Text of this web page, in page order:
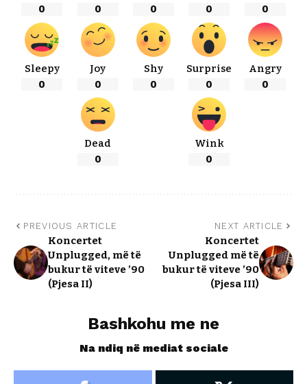
0
0
0
0
0
Sleepy
0
Joy
0
Shy
0
Surprise
0
Angry
0
Dead
0
Wink
0
PREVIOUS ARTICLE
Koncertet
Unplugged, më të
bukur të viteve ’90
(Pjesa II)
NEXT ARTICLE
Koncertet
Unplugged më të
bukur të viteve ’90
(Pjesa III)
Bashkohu me ne
Na ndiq në mediat sociale